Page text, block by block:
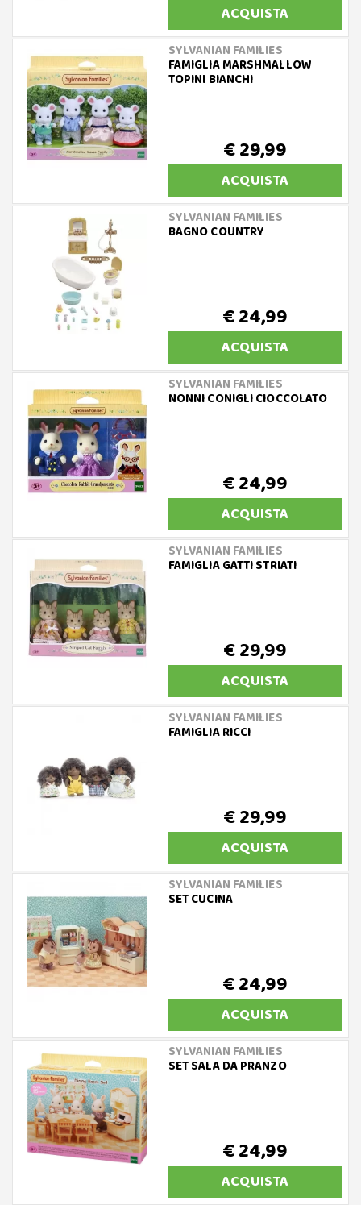
ACQUISTA
SYLVANIAN FAMILIES
FAMIGLIA MARSHMALLOW
TOPINI BIANCHI
€ 29,99
ACQUISTA
SYLVANIAN FAMILIES
BAGNO COUNTRY
€ 24,99
ACQUISTA
SYLVANIAN FAMILIES
NONNI CONIGLI CIOCCOLATO
€ 24,99
ACQUISTA
SYLVANIAN FAMILIES
FAMIGLIA GATTI STRIATI
€ 29,99
ACQUISTA
SYLVANIAN FAMILIES
FAMIGLIA RICCI
€ 29,99
ACQUISTA
SYLVANIAN FAMILIES
SET CUCINA
€ 24,99
ACQUISTA
SYLVANIAN FAMILIES
SET SALA DA PRANZO
€ 24,99
ACQUISTA